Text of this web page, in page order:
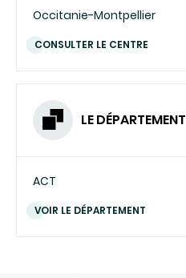
Occitanie-Montpellier
CONSULTER LE CENTRE
LE DÉPARTEMENT
ACT
VOIR LE DÉPARTEMENT